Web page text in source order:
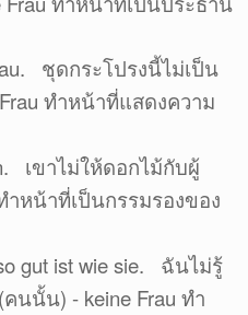
ชุดกระโปรงนี้ไม่เป็น
ทำหน้าที่แสดงความ
เขาไม่ให้ดอกไม้กับผู้
หน้าที่เป็นกรรมรองของ
gut ist wie sie. ฉันไม่รู้
นนั้น) - keine Frau ทำ